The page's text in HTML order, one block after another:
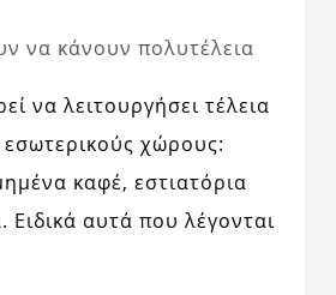
να κάνουν πολυτέλεια
να λειτουργήσει τέλεια
χώρους:
καφέ, εστιατόρια
Ειδικά αυτά που λέγονται